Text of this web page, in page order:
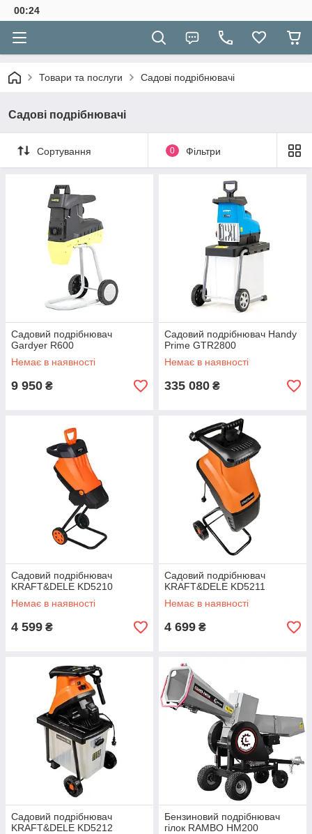
00:24
Товари та послуги Садові подрібнювачі
Садові подрібнювачі
Сортування 0 Фільтри
Садовий подрібнювач
Gardyer R600
Немає в наявності
9 950 ₴
Садовий подрібнювач Handy
Prime GTR2800
Немає в наявності
335 080 ₴
Садовий подрібнювач
KRAFT&DELE KD5210
Немає в наявності
4 599 ₴
Садовий подрібнювач
KRAFT&DELE KD5211
Немає в наявності
4 699 ₴
Садовий подрібнювач
KRAFT&DELE KD5212
Бензиновий подрібнювач
гілок RAMBO HM200